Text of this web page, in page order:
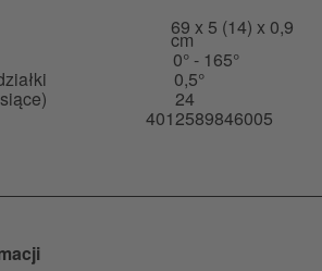
69 x 5 (14) x 0,9
cm
0° - 165°
0,5°
24
4012589846005